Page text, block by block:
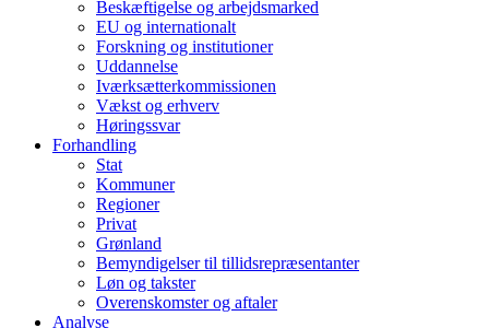
Beskæftigelse og arbejdsmarked
EU og internationalt
Forskning og institutioner
Uddannelse
Iværksætterkommissionen
Vækst og erhverv
Høringssvar
Forhandling
Stat
Kommuner
Regioner
Privat
Grønland
Bemyndigelser til tillidsrepræsentanter
Løn og takster
Overenskomster og aftaler
Analyse